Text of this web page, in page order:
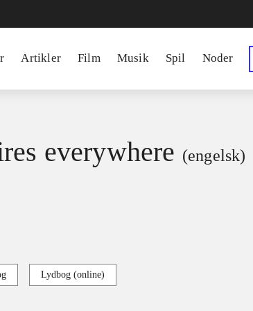
Artikler Film Musik Spil Noder
everywhere (engelsk)
Lydbog (online)